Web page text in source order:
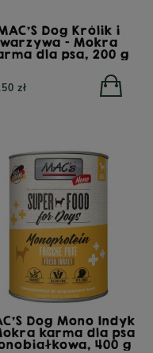
Dog Królik i
warzywa - Mokra
dla psa, 200 g
zł
Dog Mono Indyk
karma dla psa
400 g